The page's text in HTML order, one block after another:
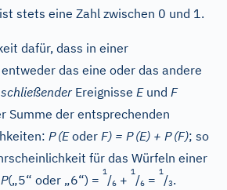
stets eine Zahl zwischen 0 und 1.
dafür, dass in einer
das eine oder das andere
Ereignisse Eund F
Summe der entsprechenden
P (Eoder F) = P (E) + P (F); so
für das Würfeln einer
P(„5“ oder „6“) =
1
/6 +
1
/6 =
1
/3.